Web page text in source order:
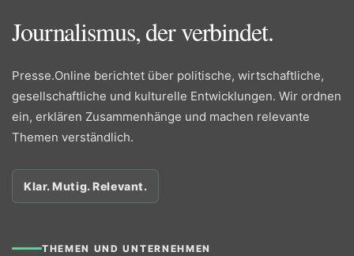
Journalismus, der verbindet.
Presse.Online berichtet über politische, wirtschaftliche,
gesellschaftliche und kulturelle Entwicklungen. Wir ordnen
ein, erklären Zusammenhänge und machen relevante
Themen verständlich.
Klar. Mutig. Relevant.
THEMEN UND UNTERNEHMEN